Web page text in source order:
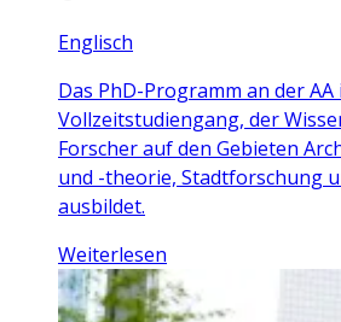
Englisch
Das PhD-Programm an der
Vollzeitstudiengang, der
Forscher auf den Gebieten
und -theorie, Stadtforschung
ausbildet.
Weiterlesen